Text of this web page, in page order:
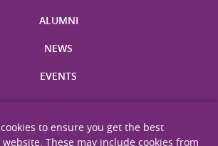
ALUMNI
NEWS
EVENTS
to ensure you get the best
These may include cookies from